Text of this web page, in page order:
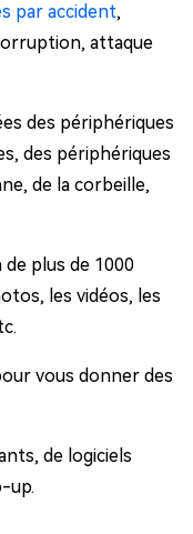
par accident,
attaque
des périphériques
des périphériques
de la corbeille,
plus de 1000
les vidéos, les
vous donner des
de logiciels
up.